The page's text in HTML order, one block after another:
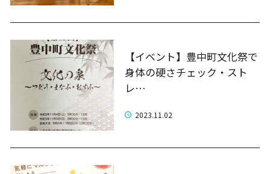
【イベント】豊中町文化祭で
身体の硬さチェック・スト
レ…
2023.11.02